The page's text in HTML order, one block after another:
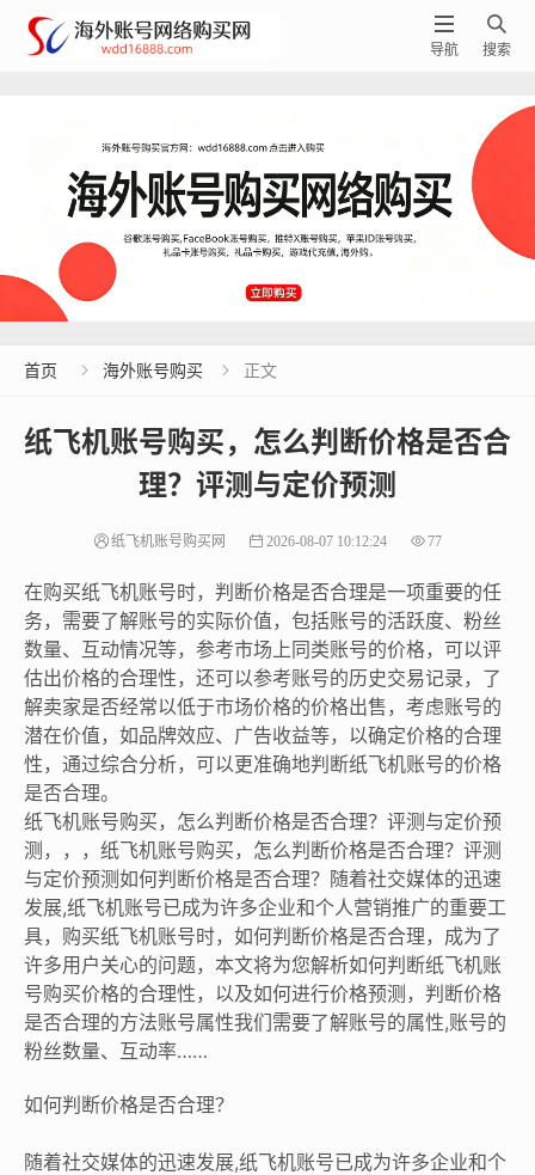

搜索

导航
首页  海外账号购买  正文
纸飞机账号购买，怎么判断价格是否合
理？评测与定价预测
纸飞机账号购买网 2026-08-07 10:12:24 77
在购买纸飞机账号时，判断价格是否合理是一项重要的任
务，需要了解账号的实际价值，包括账号的活跃度、粉丝
数量、互动情况等，参考市场上同类账号的价格，可以评
估出价格的合理性，还可以参考账号的历史交易记录，了
解卖家是否经常以低于市场价格的价格出售，考虑账号的
潜在价值，如品牌效应、广告收益等，以确定价格的合理
性，通过综合分析，可以更准确地判断纸飞机账号的价格
是否合理。
纸飞机账号购买，怎么判断价格是否合理？评测与定价预
测，，，纸飞机账号购买，怎么判断价格是否合理？评测
与定价预测如何判断价格是否合理？随着社交媒体的迅速
发展,纸飞机账号已成为许多企业和个人营销推广的重要工
具，购买纸飞机账号时，如何判断价格是否合理，成为了
许多用户关心的问题，本文将为您解析如何判断纸飞机账
号购买价格的合理性，以及如何进行价格预测，判断价格
是否合理的方法账号属性我们需要了解账号的属性,账号的
粉丝数量、互动率……
如何判断价格是否合理？
随着社交媒体的迅速发展,纸飞机账号已成为许多企业和个